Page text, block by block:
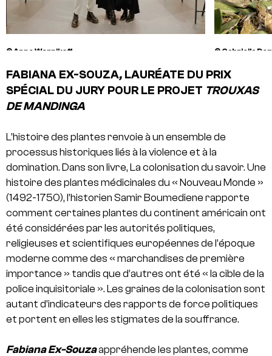
© Anne Wernikoff © Gabriella
FABIANA EX-SOUZA, LAURÉATE DU PRIX
SPÉCIAL DU JURY POUR LE PROJET TROUXAS
DE MANDINGA
L’histoire des plantes renvoie à un ensemble de
processus historiques liés à la violence et à la
domination. Dans son livre, La colonisation du savoir. Une
histoire des plantes médicinales du « Nouveau Monde »
(1492-1750), l’historien Samir Boumediene rapporte
comment certaines plantes du continent américain ont
été considérées par les autorités politiques,
religieuses et scientifiques européennes de l’époque
moderne comme des « marchandises de première
importance » tandis que d’autres ont été « la cible de la
police inquisitoriale ». Les graines de la colonisation sont
autant d’indicateurs des rapports de force politiques
et portent en elles les stigmates de la souffrance.
Fabiana Ex-Souzaappréhende les plantes, comme